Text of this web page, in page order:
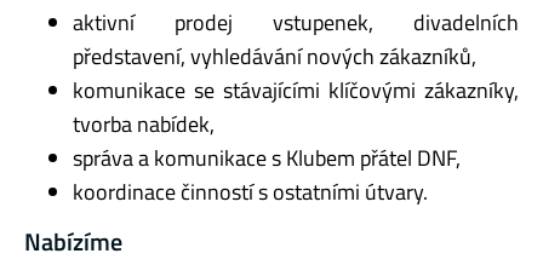
aktivní prodej vstupenek, divadelních
představení, vyhledávání nových zákazníků,
komunikace se stávajícími klíčovými zákazníky,
tvorba nabídek,
správa a komunikace s Klubem přátel DNF,
koordinace činností s ostatními útvary.
Nabízíme